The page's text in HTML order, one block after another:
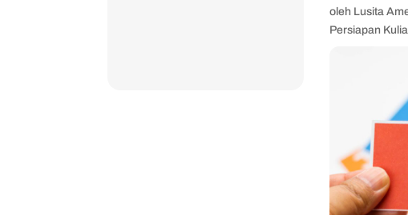
oleh Lusita
Persiapan